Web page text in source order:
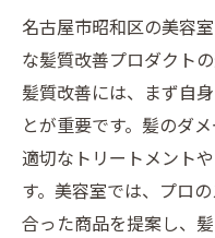
名古屋市昭和区の美容
な髪質改善プロダクト
髪質改善には、まず自
とが重要です。髪のダ
適切なトリートメント
す。美容室では、プロ
合った商品を提案し、